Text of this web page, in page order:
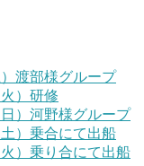
渡部様グループ
）研修
）河野様グループ
）乗合にて出船
）乗り合にて出船